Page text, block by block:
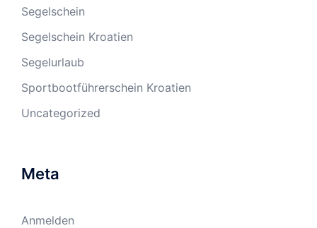
Segelschein
Segelschein Kroatien
Segelurlaub
Sportbootführerschein Kroatien
Uncategorized
Meta
Anmelden